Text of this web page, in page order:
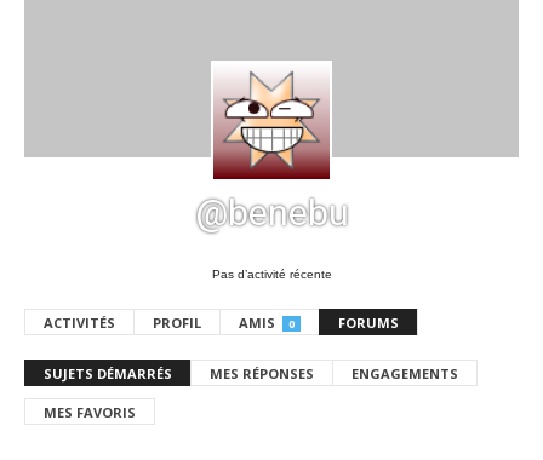
@benebu
Pas d’activité récente
ACTIVITÉS PROFIL AMIS 0 FORUMS
SUJETS DÉMARRÉS MES RÉPONSES ENGAGEMENTS
MES FAVORIS